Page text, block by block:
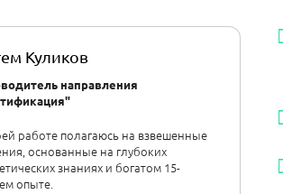
Куликов
направления
работе полагаюсь на взвешенные
основанные на глубоких
знаниях и богатом 15-
опыте.